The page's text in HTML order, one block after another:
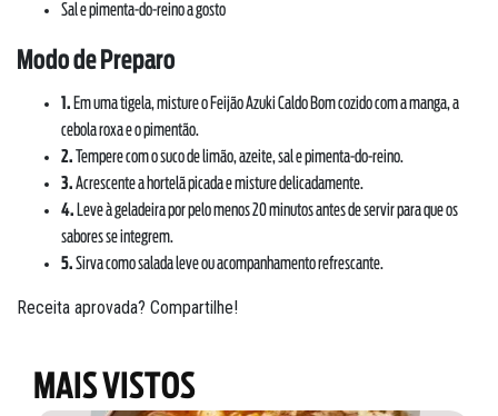
TRABALHE CONOSCO
Sal e pimenta-do-reino a gosto
Modo de Preparo
1. Em uma tigela, misture o Feijão Azuki Caldo Bom cozido com a manga, a
cebola roxa e o pimentão.
2.Tempere com o suco de limão, azeite, sal e pimenta-do-reino.
3.Acrescente a hortelã picada e misture delicadamente.
4. Leve à geladeira por pelo menos 20 minutos antes de servir para que os
sabores se integrem.
5.Sirva como salada leve ou acompanhamento refrescante.
Receita aprovada? Compartilhe!
MAIS VISTOS